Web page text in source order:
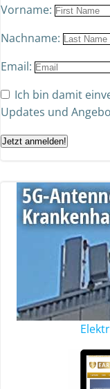
Vorname:
Nachname:
Email:
Ich bin damit
Updates und
Jetzt anmelden!